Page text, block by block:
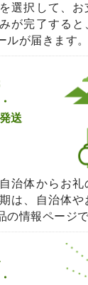
選択して、お
が完了する
ルが届きます。
送
治体からお
は、自治体や
の情報ページ